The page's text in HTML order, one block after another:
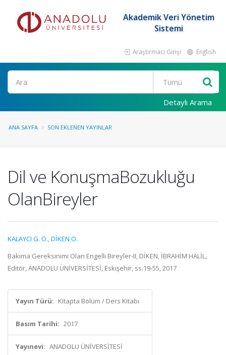
Akademik Veri Yönetim
Sistemi
Araştırmacı Girişi English
Ara
Detaylı Arama
ANA SAYFA SON EKLENEN YAYINLAR
Dil ve KonuşmaBozukluğu
OlanBireyler
KALAYCI G. Ö.,DİKEN Ö.
Bakıma Gereksinimi Olan Engelli Bireyler-II, DİKEN, İBRAHİM HALİL,
Editör, ANADOLU ÜNİVERSİTESİ, Eskişehir, ss.19-55, 2017
Yayın Türü: Kitapta Bölüm / Ders Kitabı
Basım Tarihi: 2017
Yayınevi: ANADOLU ÜNİVERSİTESİ